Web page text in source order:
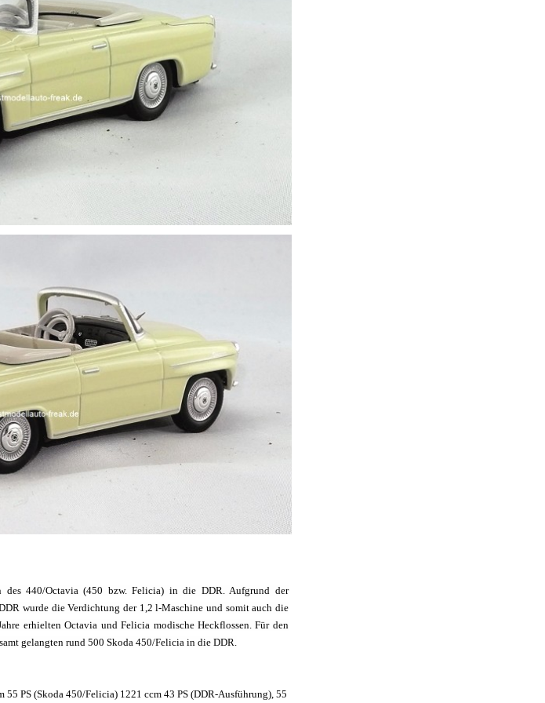
440/Octavia (450 bzw. Felicia) in die DDR. Aufgrund der
wurde die Verdichtung der 1,2 l-Maschine und somit auch die
erhielten Octavia und Felicia modische Heckflossen. Für den
gelangten rund 500 Skoda 450/Felicia in die DDR.
PS (Skoda 450/Felicia) 1221 ccm 43 PS (DDR-Ausführung), 55